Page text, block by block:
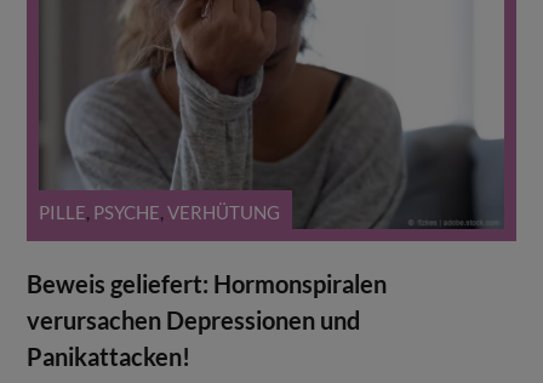
PILLE, PSYCHE,VERHÜTUNG
Beweis geliefert: Hormonspiralen
verursachen Depressionen und
Panikattacken!